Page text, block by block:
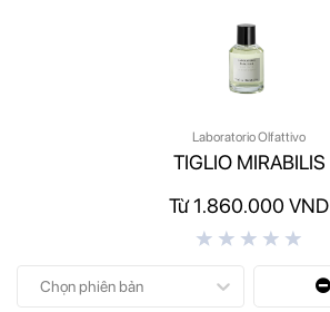
Laboratorio Olfattivo
TIGLIO MIRABILIS
Từ 1.860.000 VND
Chọn phiên bản